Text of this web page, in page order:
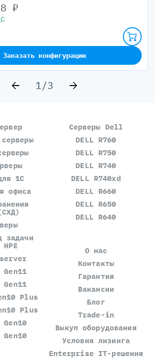
₽
Заказать конфигурацию
1/3
1С
офиса
задачи
Серверы Dell
DELL R760
DELL R750
DELL R740
DELL R740xd
DELL R660
DELL R650
DELL R640
Gen11
Gen11
Plus
Plus
Gen10
Gen10
О нас
Контакты
Гарантия
Вакансии
Блог
Trade-in
Выкуп оборудования
Условия лизинга
Enterprise IT-решения